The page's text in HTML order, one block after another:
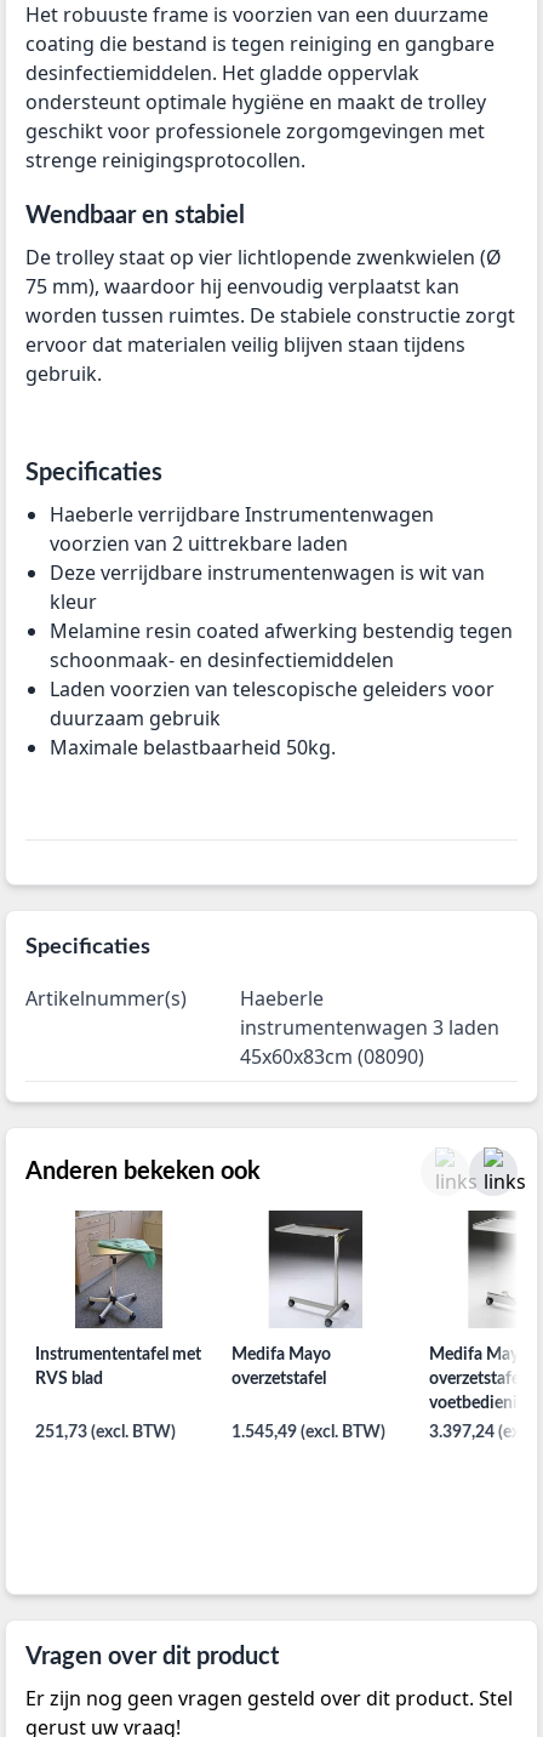
Het robuuste frame is voorzien van een duurzame
coating die bestand is tegen reiniging en gangbare
desinfectiemiddelen. Het gladde oppervlak
ondersteunt optimale hygiëne en maakt de trolley
geschikt voor professionele zorgomgevingen met
strenge reinigingsprotocollen.
Wendbaar en stabiel
De trolley staat op vier lichtlopende zwenkwielen (Ø
75 mm), waardoor hij eenvoudig verplaatst kan
worden tussen ruimtes. De stabiele constructie zorgt
ervoor dat materialen veilig blijven staan tijdens
gebruik.
Specificaties
Haeberle verrijdbare Instrumentenwagen
voorzien van 2 uittrekbare laden
Deze verrijdbare instrumentenwagen is wit van
kleur
Melamine resin coated afwerking bestendig tegen
schoonmaak- en desinfectiemiddelen
Laden voorzien van telescopische geleiders voor
duurzaam gebruik
Maximale belastbaarheid 50kg.
Specificaties
Artikelnummer(s)
Haeberle
instrumentenwagen 3 laden
45x60x83cm (08090)
Anderen bekeken ook
Instrumententafel met
RVS blad
251,73 (excl. BTW)
Medifa Mayo
overzetstafel
1.545,49 (excl. BTW)
Medifa Mayo
overzetstafel
voetbediening
3.397,24 (excl.
Vragen over dit product
Er zijn nog geen vragen gesteld over dit product. Stel
gerust uw vraag!